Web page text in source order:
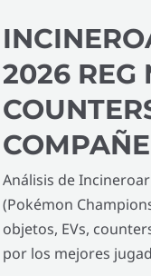
2026 REG
Análisis de Incineroar
(Pokémon
objetos, EVs,
por los mejores
compañeros